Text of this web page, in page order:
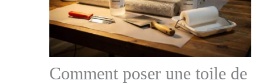
Comment poser une toile de